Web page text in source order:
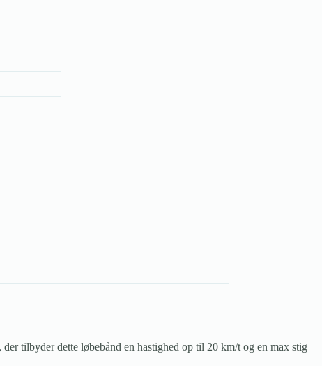
tilbyder dette løbebånd en hastighed op til 20 km/t og en max stig